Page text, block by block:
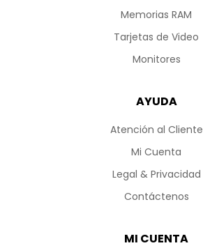
Memorias RAM
Tarjetas de Video
Monitores
AYUDA
Atención al Cliente
Mi Cuenta
Legal & Privacidad
Contáctenos
MI CUENTA